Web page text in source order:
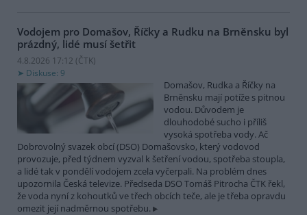
Vodojem pro Domašov, Říčky a Rudku na Brněnsku byl
prázdný, lidé musí šetřit
4.8.2026 17:12 (ČTK)
Diskuse: 9
Domašov, Rudka a Říčky na
Brněnsku mají potíže s pitnou
vodou. Důvodem je
dlouhodobé sucho i příliš
vysoká spotřeba vody. Ač
Dobrovolný svazek obcí (DSO) Domašovsko, který vodovod
provozuje, před týdnem vyzval k šetření vodou, spotřeba stoupla,
a lidé tak v pondělí vodojem zcela vyčerpali. Na problém dnes
upozornila Česká televize. Předseda DSO Tomáš Pitrocha ČTK řekl,
že voda nyní z kohoutků ve třech obcích teče, ale je třeba opravdu
omezit její nadměrnou spotřebu.